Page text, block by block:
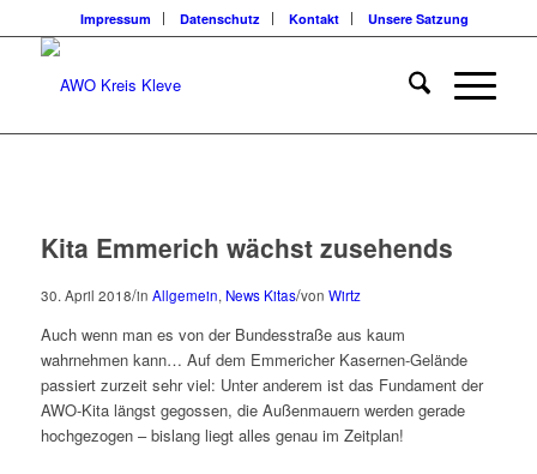
Impressum Datenschutz Kontakt Unsere Satzung
Kita Emmerich wächst zusehends
30. April 2018/in Allgemein, News Kitas/von Wirtz
Auch wenn man es von der Bundesstraße aus kaum
wahrnehmen kann… Auf dem Emmericher Kasernen-Gelände
passiert zurzeit sehr viel: Unter anderem ist das Fundament der
AWO-Kita längst gegossen, die Außenmauern werden gerade
hochgezogen – bislang liegt alles genau im Zeitplan!